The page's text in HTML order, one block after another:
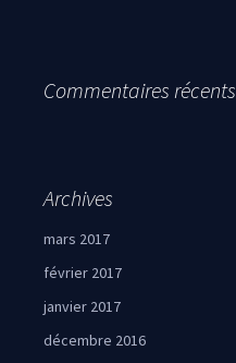
Commentaires récents
Archives
mars 2017
février 2017
janvier 2017
décembre 2016